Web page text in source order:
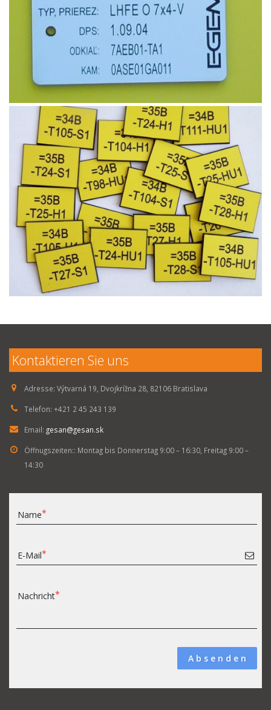
Kontaktieren Sie uns
Adresse: Výtvarná 19, Dvojkrížna 28, 82106 Bratislava
Telefon: +421 2 45 243 139
Email: gesan@gesan.sk
Öffnugszeiten:: Montag bis Donnerstag 9:00 – 16:30, Freitag 9:00 –
14:30
Name
E-Mail
Nachricht
A b s e n d e n